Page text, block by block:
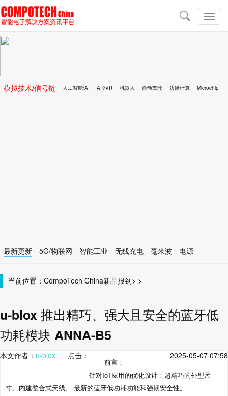
切
换
导
导
航
模拟技术/信号链 人工智能/AI AR/VR 机器人 自动驾驶 边缘计算 Microchip
最新更新 5G/物联网 智能工业 无线充电 毫米波
电源
当前位置： CompoTech China >
新品报到 >
u-blox 推出精巧、强大且安全的蓝牙低
功耗模块 ANNA-B5
本文作者： u-blox 点击： 2025-05-07 07:58
前言：
针对IoT应用的优化设计：超精巧的外型尺
寸、内建整合式天线、 最新的蓝牙低功耗功能和强韧安全性。